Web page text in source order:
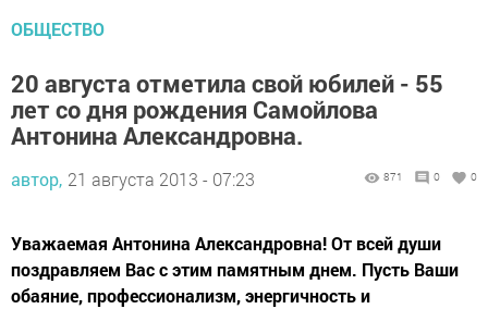
ОБЩЕСТВО
20 августа отметила свой юбилей - 55
лет со дня рождения Самойлова
Антонина Александровна.
автор, 21 августа 2013 - 07:23 871 0 0
Уважаемая Антонина Александровна! От всей души
поздравляем Вас с этим памятным днем. Пусть Ваши
обаяние, профессионализм, энергичность и